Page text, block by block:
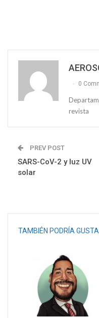
0
revista
PREV POST
SARS-CoV-2 y luz UV
solar
TAMBIÉN PODRÍA